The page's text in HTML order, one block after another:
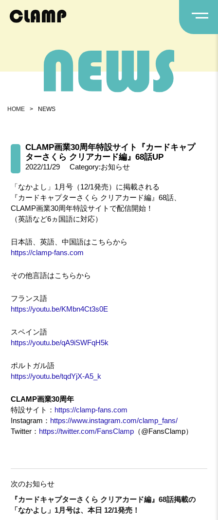
HOME > NEWS
CLAMP画業30周年特設サイト『カードキャプ
ターさくら クリアカード編』68話UP
2022/11/29 Category:お知らせ
「なかよし」1月号（12/1発売）に掲載される
『カードキャプターさくら クリアカード編』68話、
CLAMP画業30周年特設サイトで配信開始！
（英語など6ヵ国語に対応）
日本語、英語、中国語はこちらから
https://clamp-fans.com
その他言語はこちらから
フランス語
https://youtu.be/KMbn4Ct3s0E
スペイン語
https://youtu.be/qA9iSWFqH5k
ポルトガル語
https://youtu.be/tqdYjX-A5_k
CLAMP画業30周年
特設サイト： https://clamp-fans.com
Instagram： https://www.instagram.com/clamp_fans/
Twitter： https://twitter.com/FansClamp （@FansClamp）
次のお知らせ
『カードキャプターさくら クリアカード編』68話掲載の
「なかよし」1月号は、本日 12/1発売！